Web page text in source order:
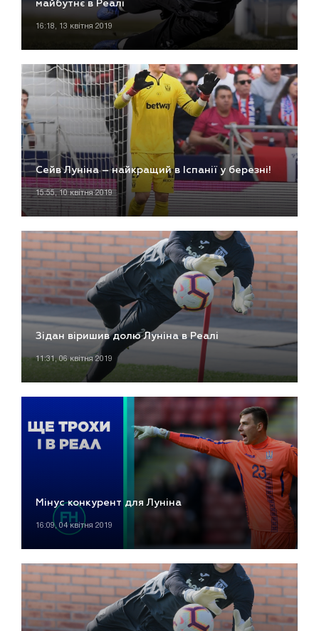
майбутнє в Реалі
16:18, 13 квітня 2019
Сейв Луніна – найкращий в Іспанії у березні!
15:55, 10 квітня 2019
Зідан віришив долю Луніна в Реалі
11:31, 06 квітня 2019
Мінус конкурент для Луніна
16:09, 04 квітня 2019